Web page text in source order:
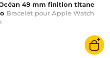
49 mm finition titane
Bracelet pour Apple Watch